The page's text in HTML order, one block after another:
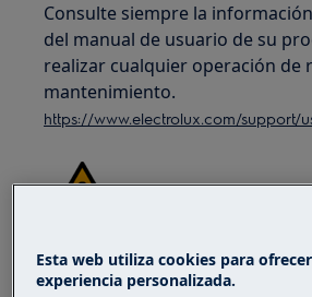
Consulte siempre la
del manual de usuario de su
realizar cualquier operación de
mantenimiento.
https://www.electrolux.com/support/
¡ADVERTENCIA!RIESGO DE
ELÉCTRICA
Esta web utiliza cookies para
experiencia personalizada.